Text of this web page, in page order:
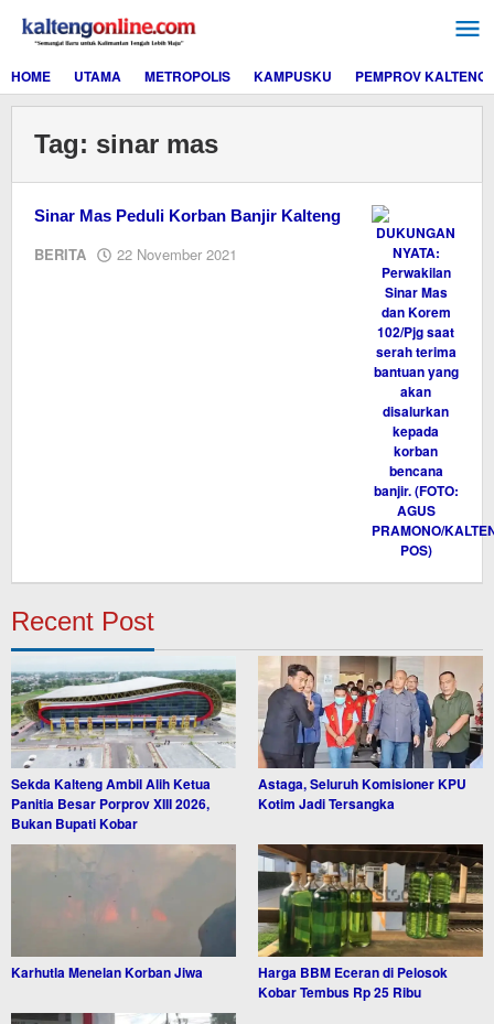
konten
HOME
UTAMA METROPOLIS KAMPUSKU PEMPROV KALTENG
Tag: sinar mas
Sinar Mas Peduli Korban Banjir Kalteng
BERITA 22 November 2021
Recent Post
Sekda Kalteng Ambil Alih Ketua
Panitia Besar Porprov XIII 2026,
Bukan Bupati Kobar
Astaga, Seluruh Komisioner KPU
Kotim Jadi Tersangka
Karhutla Menelan Korban Jiwa
Harga BBM Eceran di Pelosok
Kobar Tembus Rp 25 Ribu